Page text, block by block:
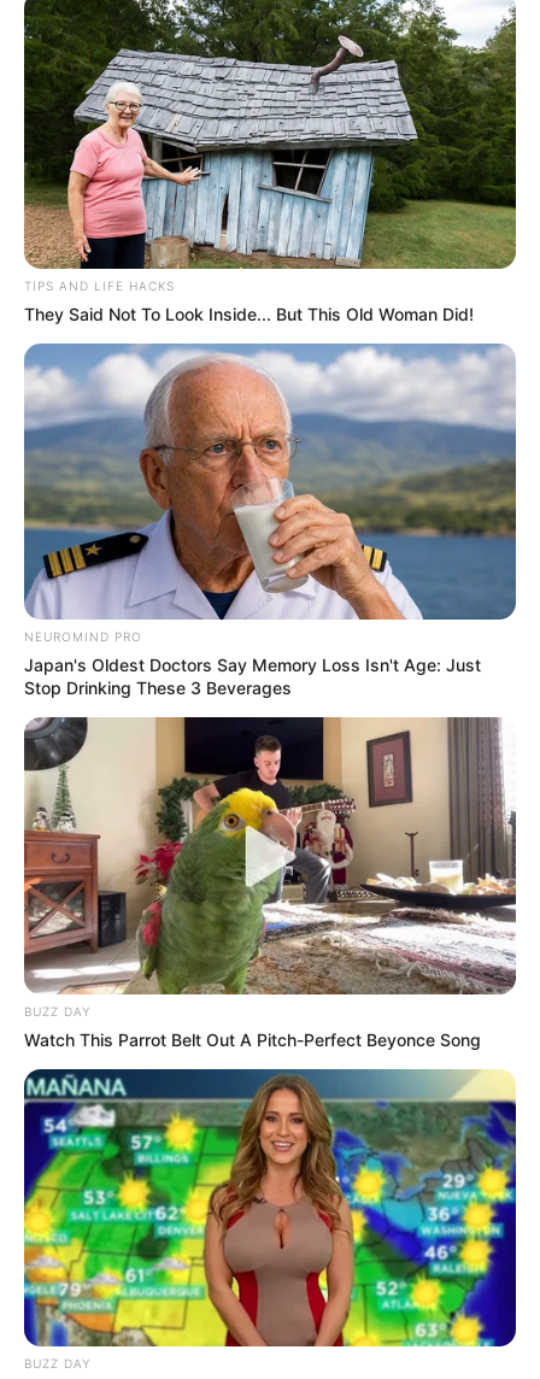
Langka Banget! 10 Pose Lucu
Katak yang Bikin Ketawa
Gemes
Ambyar! 10 Kalimat Baper
Pakai Bahasa Jawa Ini Bikin
Galau Abis
Fail! 10 Potret Makanan Gagal
Dimasak yang Bikin Kamu
Nggak Selera
10 Pose Manekin Anti
Mainstream yang Konyol
Banget
8 Kata Lucu Seputar Malam
Minggu ala Jomblo yang Bikin
Ngenes
TIPS AND LIFE HACKS
They Said Not To Look Inside... But This Old Woman Did!
NEUROMIND PRO
Japan's Oldest Doctors Say Memory Loss Isn't Age: Just
Stop Drinking These 3 Beverages
BUZZ DAY
Watch This Parrot Belt Out A Pitch-Perfect Beyonce Song
BUZZ DAY